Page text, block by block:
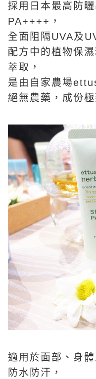
採用日本最高防
PA++++，
全面阻隔UVA及
配方中的植物保
萃取，
是由自家農場
絕無農藥，成份極
適用於面部、身體
防水防汗，